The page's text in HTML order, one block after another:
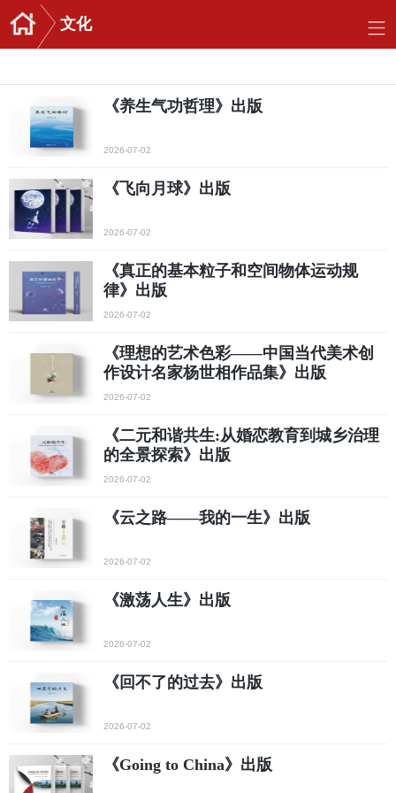
文化
《养生气功哲理》出版
2026-07-02
《飞向月球》出版
2026-07-02
《真正的基本粒子和空间物体运动规
律》出版
2026-07-02
《理想的艺术色彩——中国当代美术创
作设计名家杨世相作品集》出版
2026-07-02
《二元和谐共生:从婚恋教育到城乡治理
的全景探索》出版
2026-07-02
《云之路——我的一生》出版
2026-07-02
《激荡人生》出版
2026-07-02
《回不了的过去》出版
2026-07-02
《Going to China》出版